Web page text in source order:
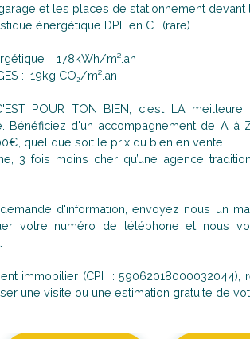
et les places de stationnement devant
énergétique DPE en C ! (rare)
: 178kWh/m².an
: 19kg CO₂/m².an
POUR TON BIEN, c'est LA
Bénéficiez d'un accompagnement de A à
quel que soit le prix du bien en vente.
3 fois moins cher qu’une agence
d'information, envoyez nous un
votre numéro de téléphone et nous
immobilier (CPI : 59062018000032044),
une visite ou une estimation gratuite de